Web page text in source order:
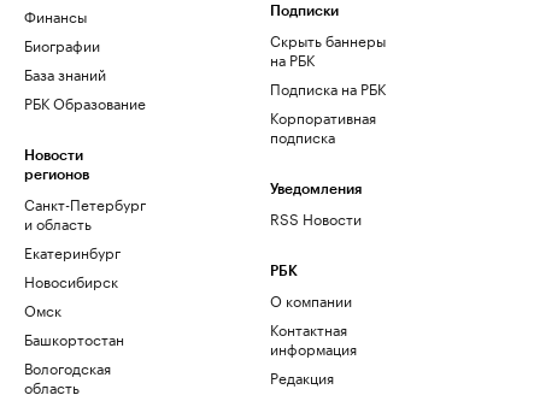
Финансы
Биографии
База знаний
РБК Образование
Новости
регионов
Санкт-Петербург
и область
Екатеринбург
Новосибирск
Омск
Башкортостан
Вологодская
область
Подписки
Скрыть баннеры
на РБК
Подписка на РБК
Корпоративная
подписка
Уведомления
RSS Новости
РБК
О компании
Контактная
информация
Редакция